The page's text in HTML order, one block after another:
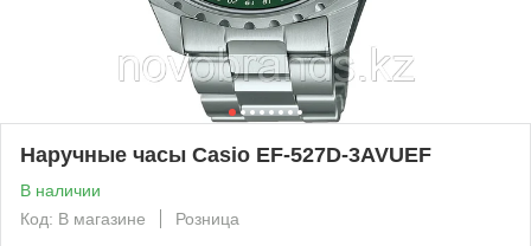
Наручные часы Casio EF-527D-3AVUEF
В наличии
Код: В магазине
Розница